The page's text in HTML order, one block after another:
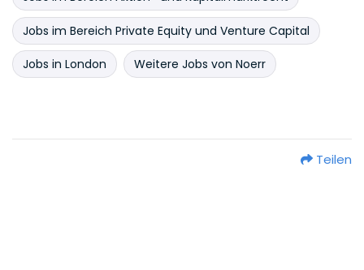
Jobs im Bereich Private Equity und Venture Capital
Jobs in London Weitere Jobs von Noerr
Teilen